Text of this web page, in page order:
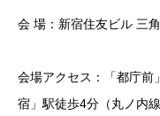
会 場：新宿住友ビル 三
会場アクセス：「都庁前
宿」駅徒歩4分（丸ノ内